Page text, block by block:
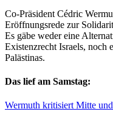
Co-Präsident Cédric
Eröffnungsrede zur
Es gäbe weder eine
Existenzrecht Israels, noch
Palästinas.
Das lief am Samstag:
Wermuth kritisiert Mitte